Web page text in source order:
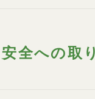
全への取